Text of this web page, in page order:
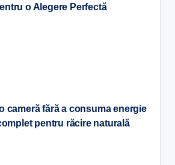
o Alegere Perfectă
cameră fără a consuma energie
pentru răcire naturală